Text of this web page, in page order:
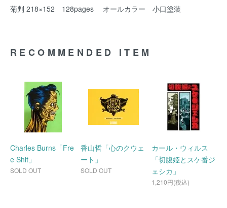
菊判 218×152 128pages オールカラー 小口塗装
RECOMMENDED ITEM
Charles Burns「Fre
e Shit」
SOLD OUT
香山哲「心のクウェ
ート」
SOLD OUT
カール・ウィルス
「切腹姫とスケ番ジ
ェシカ」
1,210円(税込)